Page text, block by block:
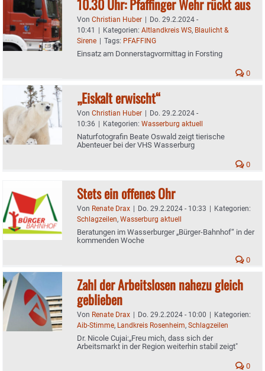
10.30 Uhr: Pfaffinger Wehr rückt aus
Von Christian Huber | Do. 29.2.2024 -
10:41 | Kategorien: Altlandkreis WS, Blaulicht &
Sirene | Tags: PFAFFING
Einsatz am Donnerstagvormittag in Forsting
0
„Eiskalt erwischt“
Von Christian Huber | Do. 29.2.2024 -
10:36 | Kategorien: Wasserburg aktuell
Naturfotografin Beate Oswald zeigt tierische
Abenteuer bei der VHS Wasserburg
0
Stets ein offenes Ohr
Von Renate Drax | Do. 29.2.2024 - 10:33 | Kategorien:
Schlagzeilen, Wasserburg aktuell
Beratungen im Wasserburger „Bürger-Bahnhof“ in der
kommenden Woche
0
Zahl der Arbeitslosen nahezu gleich
geblieben
Von Renate Drax | Do. 29.2.2024 - 10:00 | Kategorien:
Aib-Stimme, Landkreis Rosenheim, Schlagzeilen
Dr. Nicole Cujai:„Freu mich, dass sich der
Arbeitsmarkt in der Region weiterhin stabil zeigt"
0